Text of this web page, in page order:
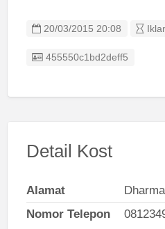
20/03/2015 20:08
Listing ID
455550c1bd2deff5
Detail Kost
Alamat
Nomor Telepon